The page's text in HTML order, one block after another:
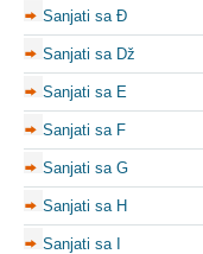
Sanjati sa Đ
Sanjati sa Dž
Sanjati sa E
Sanjati sa F
Sanjati sa G
Sanjati sa H
Sanjati sa I